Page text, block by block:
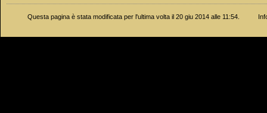
Questa pagina è stata modificata per l'ultima volta il 20 giu 2014 alle 11:54.